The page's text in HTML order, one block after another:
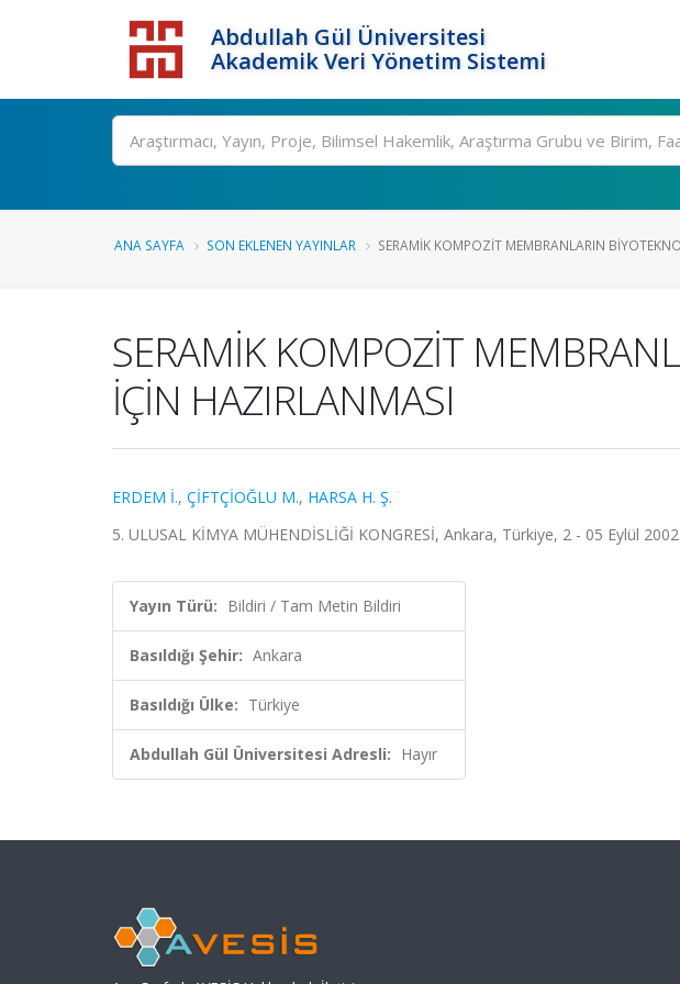
Abdullah Gül Üniversitesi
Akademik Veri Yönetim Sistemi
ANA SAYFA SON EKLENEN YAYINLAR SERAMİK KOMPOZİT MEMBRANLARIN
SERAMİK KOMPOZİT
İÇİN HAZIRLANMASI
ERDEM İ., ÇİFTÇİOĞLU M., HARSA H. Ş.
5. ULUSAL KİMYA MÜHENDİSLİĞİ KONGRESİ, Ankara, Türkiye, 2 - 05 Eylül 2002
Yayın Türü: Bildiri / Tam Metin Bildiri
Basıldığı Şehir: Ankara
Basıldığı Ülke: Türkiye
Abdullah Gül Üniversitesi Adresli: Hayır